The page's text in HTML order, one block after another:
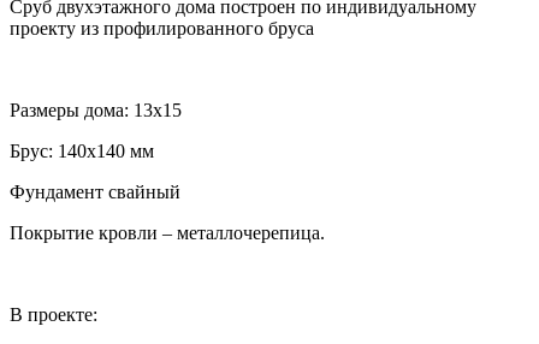
Сруб двухэтажного дома построен по индивидуальному
проекту из профилированного бруса
Размеры дома: 13х15
Брус: 140х140 мм
Фундамент свайный
Покрытие кровли – металлочерепица.
В проекте: